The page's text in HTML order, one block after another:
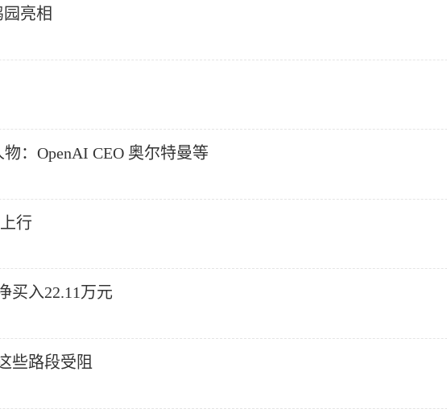
亮相
：OpenAI CEO 奥尔特曼等
行
买入22.11万元
些路段受阻